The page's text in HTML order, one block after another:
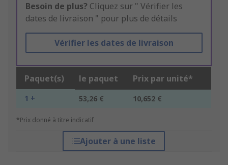
Besoin de plus? Cliquez sur " Vérifier les
dates de livraison " pour plus de détails
Vérifier les dates de livraison
Paquet(s) le paquet Prix par unité*
1 + 53,26 € 10,652 €
*Prix donné à titre indicatif
Ajouter à une liste